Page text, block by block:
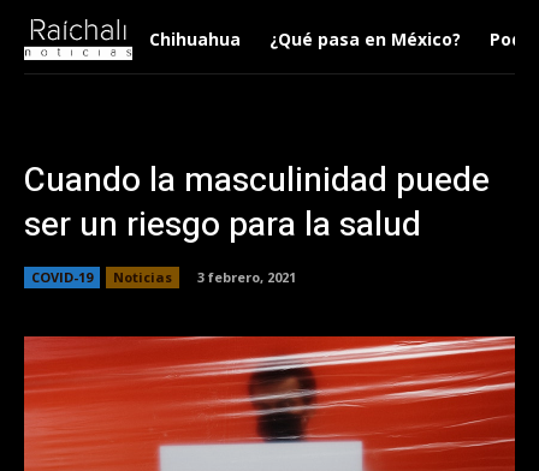
Chihuahua ¿Qué pasa en México?
Cuando la masculinidad puede
ser un riesgo para la salud
COVID-19 Noticias 3 febrero, 2021